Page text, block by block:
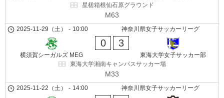
星槎箱根仙石原グラウンド
M63
神奈川県女子サッカーリーグ
2025-11-29（土） - 10:00
横須賀シーガルズ MEG
0 3
東海大学女子サッカー部
東海大学湘南キャンパスサッカー場
M33
神奈川県女子サッカーリーグ
2025-11-22（土） - 14:00